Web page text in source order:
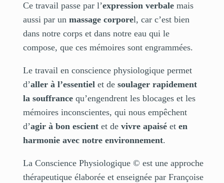
Ce travail passe par l’expression verbalemais
aussi par un massage corporel, car c’est bien
dans notre corps et dans notre eau qui le
compose, que ces mémoires sont engrammées.
Le travail en conscience physiologique permet
d’aller à l’essentielet de soulager rapidement
la souffrancequ’engendrent les blocages et les
mémoires inconscientes, qui nous empêchent
d’agir à bon escientet de vivre apaiséet en
harmonie avec notre environnement.
La Conscience Physiologique © est une approche
thérapeutique élaborée et enseignée par Françoise